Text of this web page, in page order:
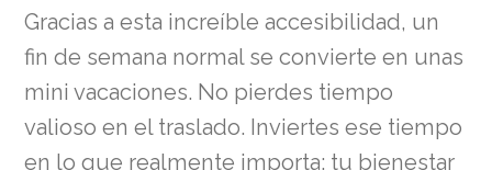
Gracias a esta increíble accesibilidad, un
fin de semana normal se convierte en unas
mini vacaciones. No pierdes tiempo
valioso en el traslado. Inviertes ese tiempo
en lo que realmente importa: tu bienestar